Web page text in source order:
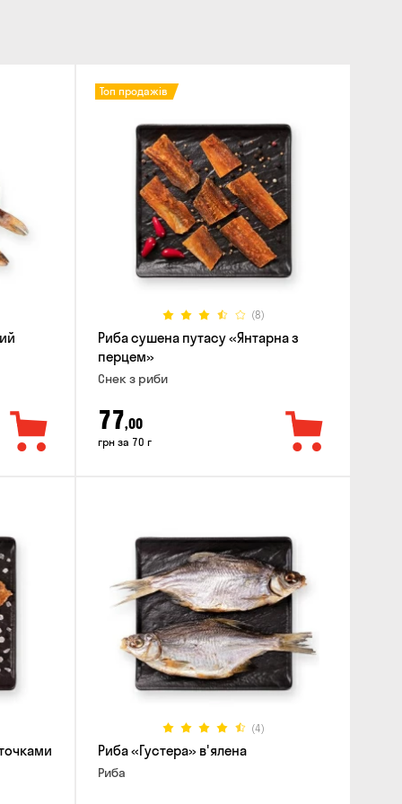
(8)
Топ продажів
Риба сушена путасу «Янтарна з
перцем»
Снек з риби
77,00
грн за 70 г
(4)
Риба «Густера» в'ялена
Риба